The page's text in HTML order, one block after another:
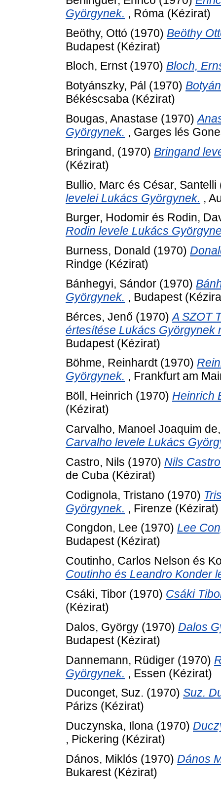
Györgynek. , Róma (Kézirat)
Beöthy, Ottó (1970) Beöthy
Budapest (Kézirat)
Bloch, Ernst(1970) Bloch,
Botyánszky, Pál (1970)
Békéscsaba (Kézirat)
Bougas, Anastase (1970)
Györgynek. , Garges lés
Bringand, (1970) Bringand
(Kézirat)
Bullio, Marc és César, Santelli
levelei Lukács Györgynek. ,
Burger, Hodomir és Rodin,
Rodin levele Lukács
Burness, Donald (1970)
Rindge (Kézirat)
Bánhegyi, Sándor (1970)
Györgynek. , Budapest
Bérces, Jenő (1970)A SZOT
értesítése Lukács Györgynek
Budapest (Kézirat)
Böhme, Reinhardt(1970)
Györgynek. , Frankfurt am
Böll, Heinrich (1970) Heinrich
(Kézirat)
Carvalho, Manoel Joaquim
Carvalho levele Lukács
Castro, Nils (1970) Nils
de Cuba (Kézirat)
Codignola, Tristano (1970)
Györgynek. , Firenze (Kézirat)
Congdon, Lee (1970) Lee
Budapest (Kézirat)
Coutinho, Carlos Nelson és
Coutinho és Leandro Konder
Csáki, Tibor (1970) Csáki
(Kézirat)
Dalos, György (1970) Dalos
Budapest (Kézirat)
Dannemann, Rüdiger (1970)
Györgynek. , Essen (Kézirat)
Duconget, Suz. (1970) Suz.
Párizs (Kézirat)
Duczynska, Ilona (1970)
, Pickering (Kézirat)
Dános, Miklós (1970) Dános
Bukarest (Kézirat)